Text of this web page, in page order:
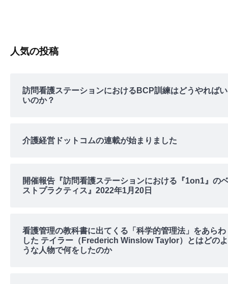
人気の投稿
訪問看護ステーションにおけるBCP訓練はどうやればい
いのか？
介護経営ドットコムの連載が始まりました
開催報告『訪問看護ステーションにおける『1on1』の
ストプラクティス』2022年1月20日
看護管理の教科書に出てくる「科学的管理法」をあらわ
した テイラー（Frederich Winslow Taylor）とはどのよ
うな人物で何をしたのか